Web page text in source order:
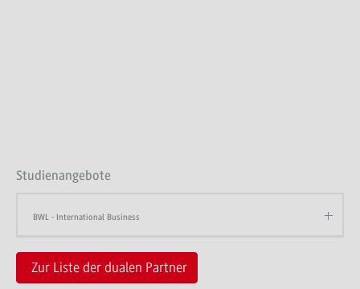
Studienangebote
BWL - International Business
Zur Liste der dualen Partner